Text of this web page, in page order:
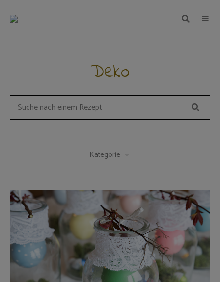
TEIGWUNDER
Backen
Deko
a
Kategorie